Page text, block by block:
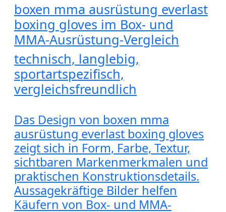
boxen mma ausrüstung everlast
boxing gloves im Box- und
MMA-Ausrüstung-Vergleich
technisch, langlebig,
sportartspezifisch,
vergleichsfreundlich
Das Design von boxen mma
ausrüstung everlast boxing gloves
zeigt sich in Form, Farbe, Textur,
sichtbaren Markenmerkmalen und
praktischen Konstruktionsdetails.
Aussagekräftige Bilder helfen
Käufern von Box- und MMA-